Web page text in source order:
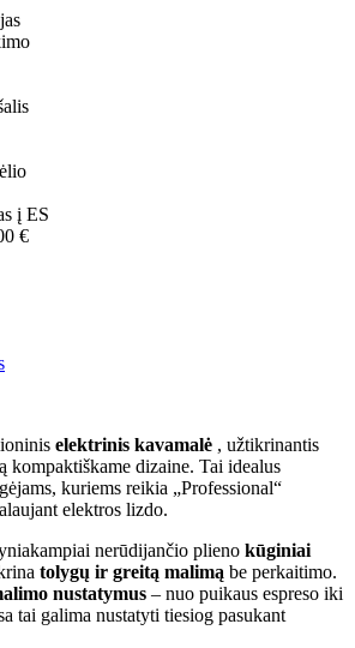
į ES
€
elektrinis kavamalė , užtikrinantis
kompaktiškame dizaine. Tai idealus
kuriems reikia „Professional“
elektros lizdo.
nerūdijančio plieno kūginiai
tolygų ir greitą malimą be perkaitimo.
nustatymus – nuo puikaus espreso iki
tai galima nustatyti tiesiog pasukant